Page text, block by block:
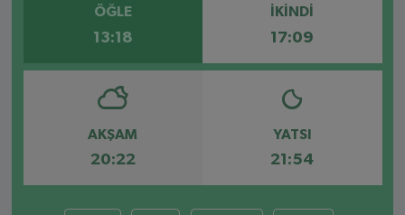
ÖĞLE
13:18
İKINDI
17:09
AKŞAM
20:22
YATSI
21:54